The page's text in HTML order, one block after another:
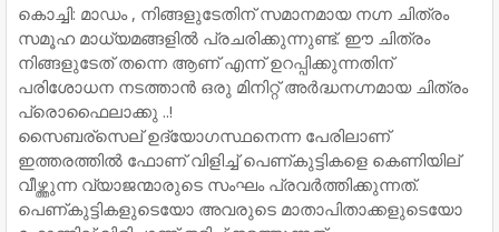
കൊച്ചി: മാഡം , നിങ്ങളുടേതിന് സമാനമായ നഗ്ന ചിത്രം
സമൂഹ മാധ്യമങ്ങളിൽ പ്രചരിക്കുന്നുണ്ട്. ഈ ചിത്രം
നിങ്ങളുടേത് തന്നെ ആണ് എന്ന് ഉറപ്പിക്കുന്നതിന്
പരിശോധന നടത്താൻ ഒരു മിനിറ്റ് അർദ്ധനഗ്നമായ ചിത്രം
പ്രൊഫൈലാക്കു ..!
സൈബര്സെല് ഉദ്യോഗസ്ഥനെന്ന പേരിലാണ്
ഇത്തരത്തിൽ ഫോണ് വിളിച്ച് പെണ്കുട്ടികളെ കെണിയില്
വീഴ്ത്തുന്ന വ്യാജന്മാരുടെ സംഘം പ്രവർത്തിക്കുന്നത്.
പെണ്കുട്ടികളുടെയോ അവരുടെ മാതാപിതാക്കളുടെയോ